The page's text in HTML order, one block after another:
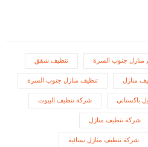
منازل جنوب السرة تنظيف شقق
منازل تنظيف منازل جنوب السرة
باكستاني شركة تنظيف البيوت
شركة تنظيف منازل
شركة تنظيف منازل نسائية